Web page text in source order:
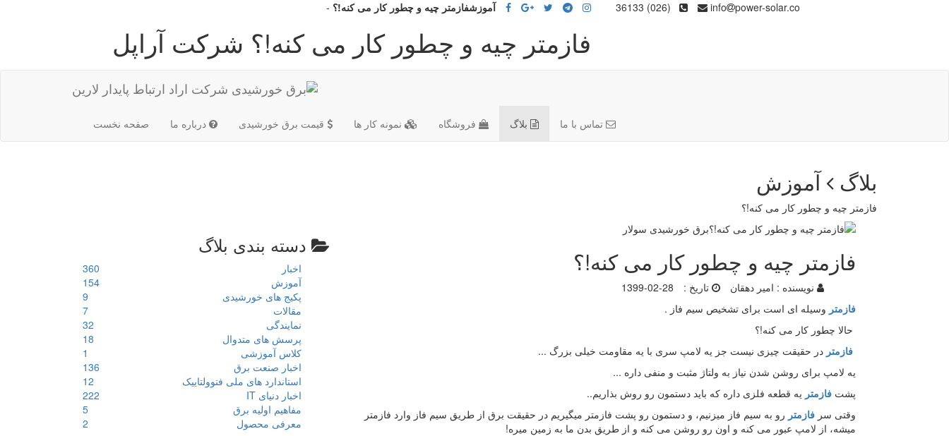
آموزشفازمتر چیه و چطور کار می کنه!؟ -
فازمتر چیه و چطور کار می کنه!؟ شرکت آراپل
info power-solar.co
(026) 36133
صفحه نخست درباره ما قیمت برق خورشیدی نمونه کار ها فروشگاه بلاگ تماس با ما
بلاگ آموزش
فازمتر چیه و چطور کار می کنه!؟
دسته بندی بلاگ
اخبار
360
آموزش
154
پکیج های خورشیدی
9
مقالات
7
نمایندگی
32
پرسش های متدوال
18
کلاس آموزشی
1
اخبار صنعت برق
136
استاندارد های ملی فتوولتاییک
12
اخبار دنیای IT
222
مفاهیم اولیه برق
5
معرفی محصول
2
فازمتر چیه و چطور کار می کنه!؟
نویسنده : امیر دهقان تاریخ :
1399-02-28
فازمتر وسیله ای است برای تشخیص سیم فاز .
حالا چطور کار می کنه!؟
فازمتر در حقیقت چیزی نیست جز یه لامپ سری با یه مقاومت خیلی بزرگ ...
یه لامپ برای روشن شدن نیاز به ولتاژ مثبت و منفی داره ...
پشت فازمتر یه قطعه فلزی داره که باید دستمون رو روش بذاریم..
وقتی سر فازمتر رو به سیم فاز میزنیم، و دستمون رو پشت فازمتر میگیریم در حقیقت برق از طریق سیم فاز وارد فازمتر
میشه، از لامپ عبور می کنه و اون رو روشن می کنه و از طریق بدن ما به زمین میره!